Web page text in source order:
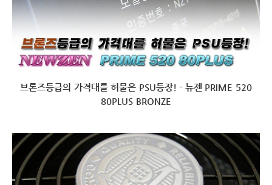
브론즈등급의 가격대를 허물은 PSU등장! - 뉴젠 PRIME 520
80PLUS BRONZE